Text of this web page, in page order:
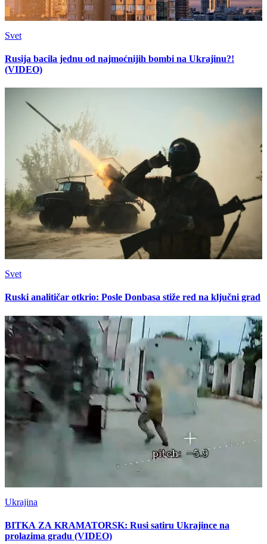
Svet
Rusija bacila jednu od najmoćnijih bombi na Ukrajinu?!
(VIDEO)
Svet
Ruski analitičar otkrio: Posle Donbasa stiže red na ključni grad
Ukrajina
BITKA ZA KRAMATORSK: Rusi satiru Ukrajince na
prolazima gradu (VIDEO)